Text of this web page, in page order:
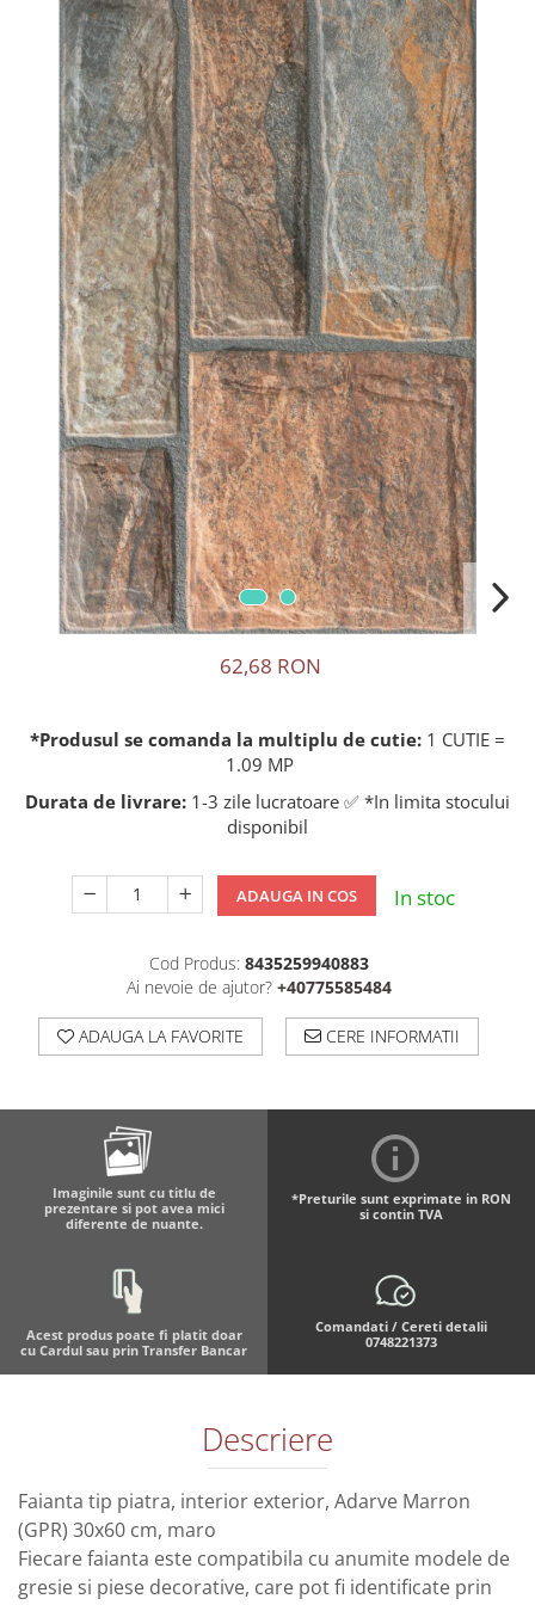
62,68 RON
*Produsul se comanda la multiplu de cutie: 1 CUTIE =
1.09 MP
Durata de livrare: 1-3 zile lucratoare ✅ *In limita stocului
disponibil
ADAUGA IN COS In stoc
Cod Produs: 8435259940883
Ai nevoie de ajutor? +40775585484
ADAUGA LA FAVORITE CERE INFORMATII
Imaginile sunt cu titlu de
prezentare si pot avea mici
diferente de nuante.
*Preturile sunt exprimate in RON
si contin TVA
Acest produs poate fi platit doar
cu Cardul sau prin Transfer Bancar
Comandati / Cereti detalii
0748221373
Descriere
Faianta tip piatra, interior exterior, Adarve Marron
(GPR) 30x60 cm, maro
Fiecare faianta este compatibila cu anumite modele de
gresie si piese decorative, care pot fi identificate prin